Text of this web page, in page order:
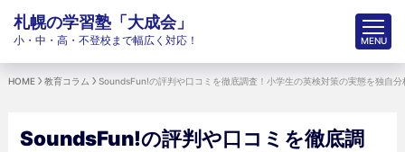
札幌の学習塾「大成会」
小・中・高・不登校まで幅広く対応！
HOME 教育コラム SoundsFun!の評判や口コミを徹底調査！小学生の英検対策の実態を独自分
SoundsFun!の評判や口コミを徹底調